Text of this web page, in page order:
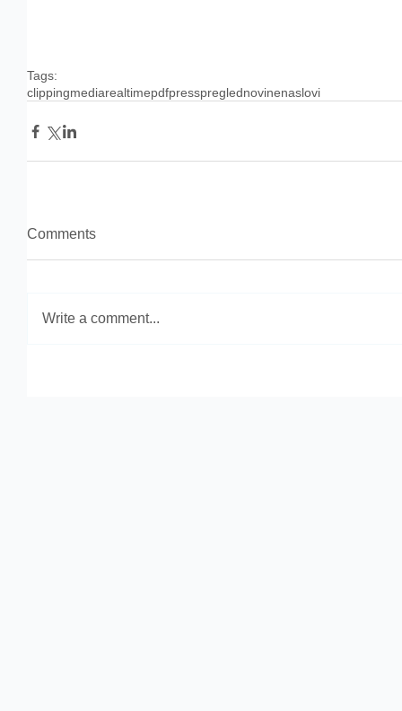
Tags:
clippingmediarealtimepdfpresspreglednovinenaslovi
Comments
Write a comment...